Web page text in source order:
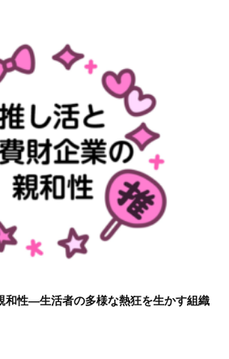
和性―生活者の多様な熱狂を生かす組織